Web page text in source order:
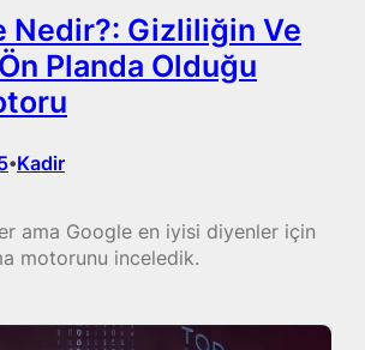
Nedir?: Gizliliğin Ve
Planda Olduğu
•Kadir
ama Google en iyisi diyenler için
motorunu inceledik.